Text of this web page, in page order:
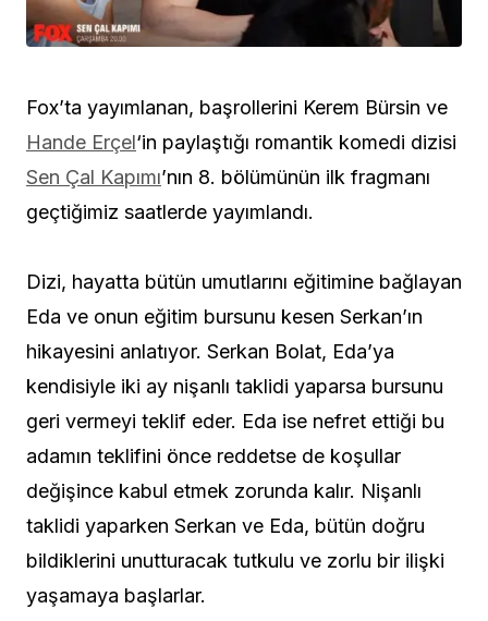
Fox’ta yayımlanan, başrollerini Kerem Bürsin ve
Hande Erçel‘in paylaştığı romantik komedi dizisi
Sen Çal Kapımı’nın 8. bölümünün ilk fragmanı
geçtiğimiz saatlerde yayımlandı.
Dizi, hayatta bütün umutlarını eğitimine bağlayan
Eda ve onun eğitim bursunu kesen Serkan’ın
hikayesini anlatıyor. Serkan Bolat, Eda’ya
kendisiyle iki ay nişanlı taklidi yaparsa bursunu
geri vermeyi teklif eder. Eda ise nefret ettiği bu
adamın teklifini önce reddetse de koşullar
değişince kabul etmek zorunda kalır. Nişanlı
taklidi yaparken Serkan ve Eda, bütün doğru
bildiklerini unutturacak tutkulu ve zorlu bir ilişki
yaşamaya başlarlar.